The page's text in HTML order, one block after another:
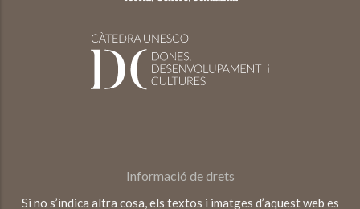
Informació de drets
Si no s’indica altra cosa, els textos i imatges d’aquest web es